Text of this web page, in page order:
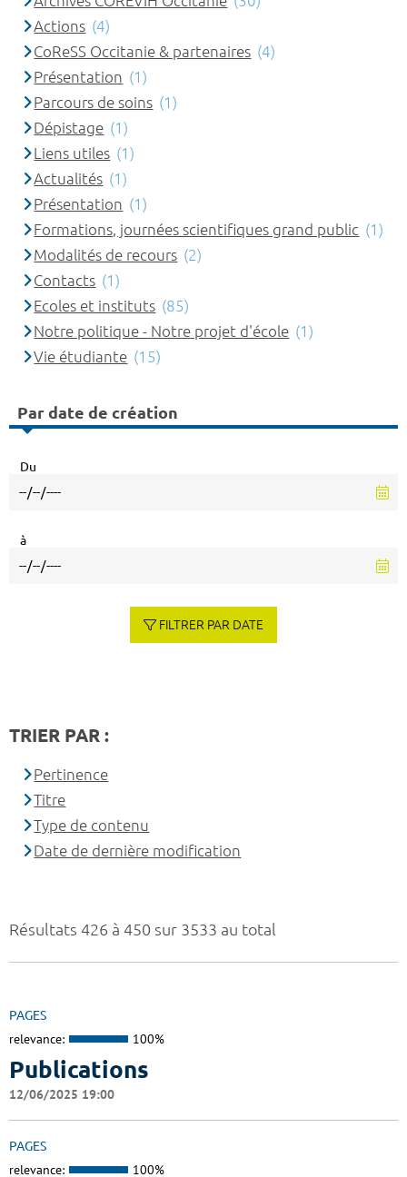
Résultats 426 à 450 sur 3533 au total
PAGES
relevance: 100%
Publications
12/06/2025 19:00
PAGES
relevance: 100%
Actions (4)
CoReSS Occitanie & partenaires (4)
Présentation (1)
Parcours de soins (1)
Dépistage (1)
Liens utiles (1)
Actualités (1)
Présentation (1)
Formations, journées scientifiques grand public (1)
Modalités de recours (2)
Contacts (1)
Ecoles et instituts (85)
Notre politique - Notre projet d'école (1)
Vie étudiante (15)
Par date de création
Du
à
FILTRER PAR DATE
TRIER PAR :
Pertinence
Titre
Type de contenu
Date de dernière modification